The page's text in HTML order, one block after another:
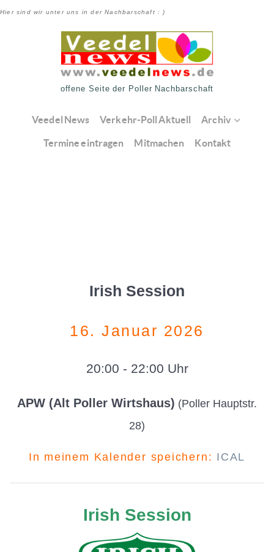
Hier sind wir unter uns in der Nachbarschaft : )
offene Seite der Poller Nachbarschaft
Veedel News Verkehr-Poll Aktuell Archiv
Termine eintragen Mitmachen Kontakt
Irish Session
16. Januar 2026
20:00 - 22:00 Uhr
APW (Alt Poller Wirtshaus) (Poller Hauptstr.
28)
In meinem Kalender speichern: ICAL
Irish Session